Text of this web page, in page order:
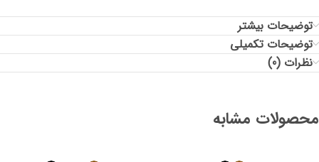
توضیحات بیشتر
توضیحات تکمیلی
نظرات (0)
محصولات مشابه